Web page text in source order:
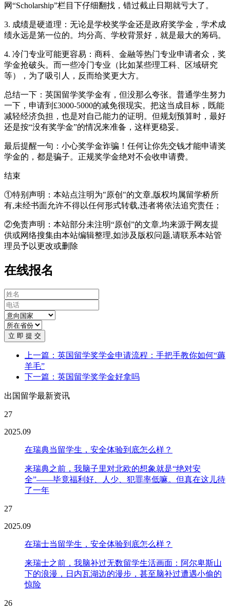
网“Scholarship”栏目下仔细翻找，错过截止日期就亏大了。
3. 成绩是硬道理：无论是学校奖学金还是政府奖学金，学术成
绩永远是第一位的。均分高、学校背景好，就是最大的筹码。
4. 冷门专业可能更容易：商科、金融等热门专业申请者众，奖
学金抢破头。而一些冷门专业（比如某些理工科、区域研究
等），为了吸引人，反而给奖更大方。
总结一下：英国留学奖学金有，但没那么夸张。普通学生努力
一下，申请到£3000-5000的减免很现实。把这当成目标，既能
减轻经济负担，也是对自己能力的证明。但规划预算时，最好
还是按“没有奖学金”的情况来准备，这样更稳妥。
最后提醒一句：小心奖学金诈骗！任何让你先交钱才能申请奖
学金的，都是骗子。正规奖学金绝对不会收申请费。
结束
①特别声明：本站点注明为"原创"的文章,版权均属留学桥所
有,未经书面允许不得以任何形式转载,违者将依法追究责任；
②免责声明：本站部分未注明“原创”的文章,均来源于网友提
供或网络搜集由本站编辑整理,如涉及版权问题,请联系本站管
理员予以更改或删除
在线报名
立 即 提 交
上一篇：英国留学奖学金申请流程：手把手教你如何“薅
羊毛”
下一篇：英国留学奖学金好拿吗
出国留学最新资讯
27
2025.09
在瑞典当留学生，安全体验到底怎么样？
来瑞典之前，我脑子里对北欧的想象就是“绝对安
全”——毕竟福利好、人少、犯罪率低嘛。但真在这儿待
了一年
27
2025.09
在瑞士当留学生，安全体验到底怎么样？
来瑞士之前，我脑补过无数留学生活画面：阿尔卑斯山
下的浪漫，日内瓦湖边的漫步，甚至脑补过遭遇小偷的
惊险
26